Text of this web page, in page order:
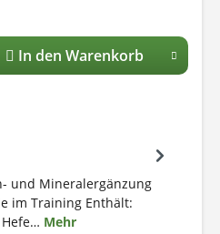
In den Warenkorb
und Mineralergänzung
im Training Enthält:
Mehr